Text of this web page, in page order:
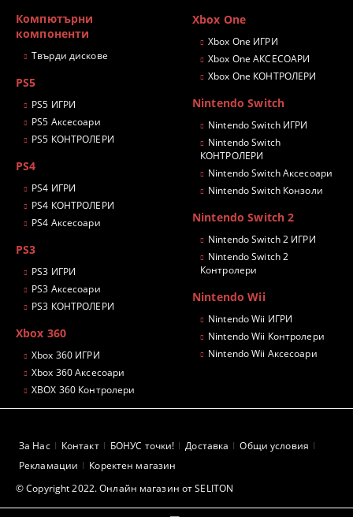
Компютърни
компоненти
Твърди дискове
PS5
PS5 ИГРИ
PS5 Аксесоари
PS5 КОНТРОЛЕРИ
PS4
PS4 ИГРИ
PS4 КОНТРОЛЕРИ
PS4 Аксесоари
PS3
PS3 ИГРИ
PS3 Аксесоари
PS3 КОНТРОЛЕРИ
Xbox 360
Xbox 360 ИГРИ
Xbox 360 Аксесоари
XBOX 360 Контролери
Xbox One
Xbox One ИГРИ
Xbox One АКСЕСОАРИ
Xbox One КОНТРОЛЕРИ
Nintendo Switch
Nintendo Switch ИГРИ
Nintendo Switch
КОНТРОЛЕРИ
Nintendo Switch Аксесоари
Nintendo Switch Конзоли
Nintendo Switch 2
Nintendo Switch 2 ИГРИ
Nintendo Switch 2
Контролери
Nintendo Wii
Nintendo Wii ИГРИ
Nintendo Wii Контролери
Nintendo Wii Аксесоари
© Copyright 2022. Онлайн магазин от SELITON
За Нас Контакт БОНУС точки! Доставка
Общи условия
Рекламации
Коректен магазин